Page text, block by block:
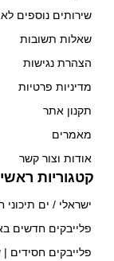
שירותים נוספים
שאלות תשובות
הצהרת נגישות
מדיניות פרטיות
תקנון אתר
מאמרים
אודות וצור קשר
קטגוריות
ישראלי / ים תיכוני
פלייבקים חדשים
פלייבקים חסידים |